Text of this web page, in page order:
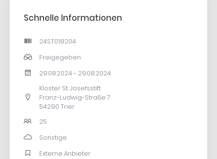
Schnelle Informationen
24ST018204
Freigegeben
29.08.2024 - 29.08.2024
Kloster St. Josefsstift
Franz-Ludwig-Straße 7
54290 Trier
25
Sonstige
Externe Anbieter